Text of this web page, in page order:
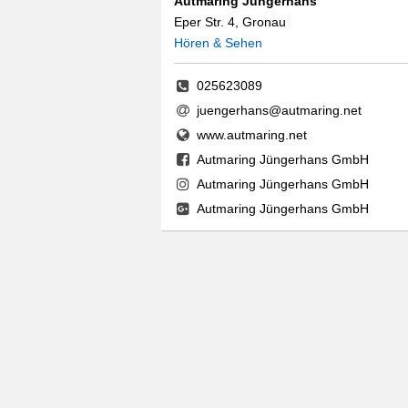
Eper Str. 4, Gronau
Hören & Sehen
025623089
juengerhans@autmaring.net
www.autmaring.net
Autmaring Jüngerhans GmbH
Autmaring Jüngerhans GmbH
Autmaring Jüngerhans GmbH